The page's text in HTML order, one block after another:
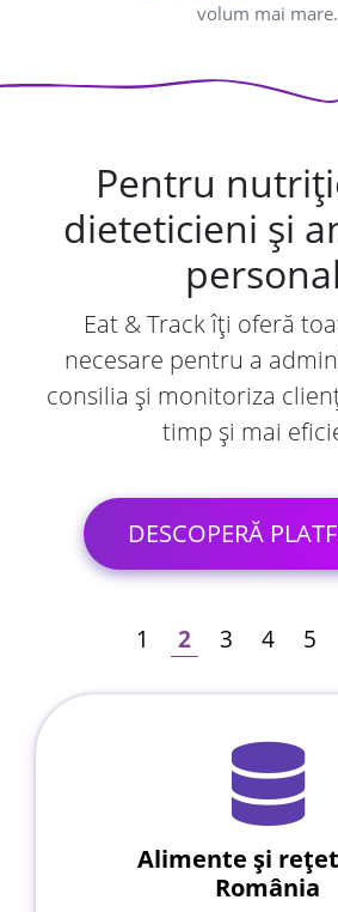
volum mai mare.
Pentru
dieteticieni și
Eat & Track îți oferă
necesare pentru a
consilia și monitoriza
timp și mai
DESCOPERĂ
Alimente și
România
1 2 3 4 5